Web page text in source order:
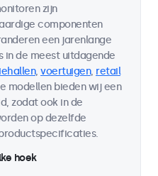
zijn
componenten
een jarenlange
in de meest uitdagende
, voertuigen, retail
modellen bieden wij een
zodat ook in de
op dezelfde
hoek